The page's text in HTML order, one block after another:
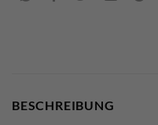
BESCHREIBUNG